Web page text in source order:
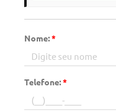
Nome:*
Telefone:*